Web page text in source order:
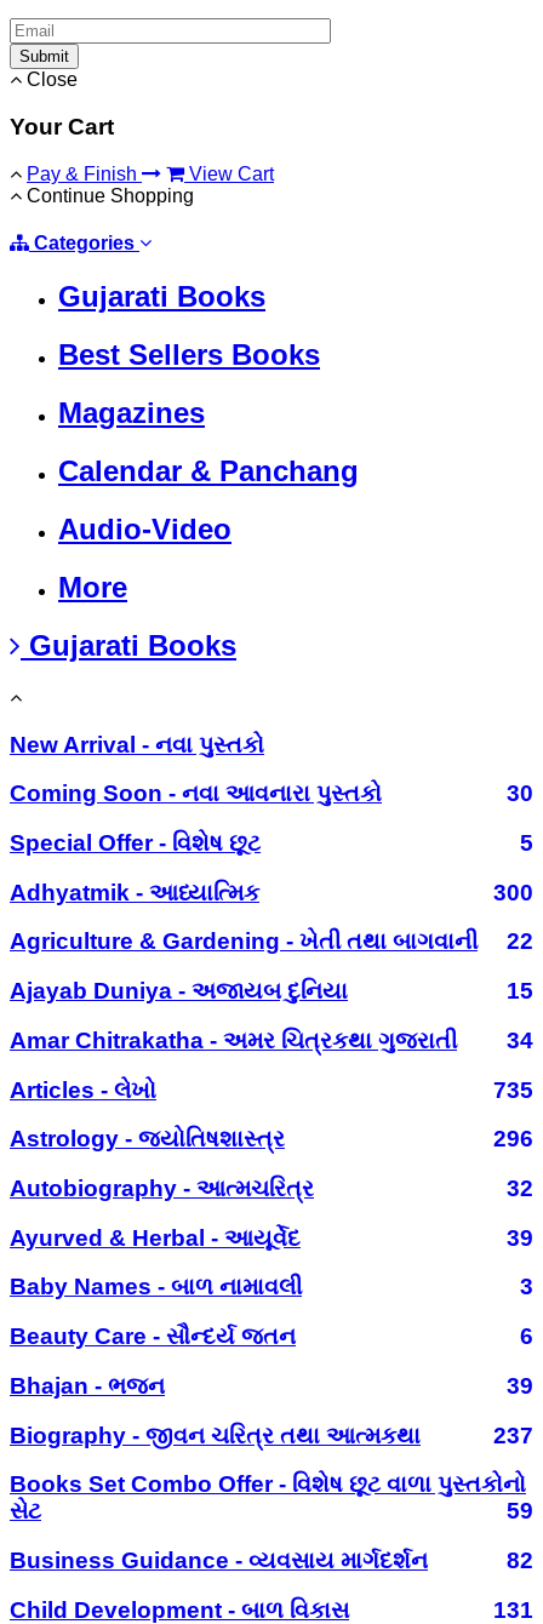
Submit
Close
Your Cart
Pay & Finish
View Cart
Continue Shopping
Categories
Gujarati Books
Best Sellers Books
Magazines
Calendar & Panchang
Audio-Video
More
Gujarati Books
New Arrival - નવા પુસ્તકો
Coming Soon - નવા આવનારા પુસ્તકો
30
Special Offer - વિશેષ છૂટ
5
Adhyatmik - આધ્યાત્મિક
300
Agriculture & Gardening - ખેતી તથા બાગવાની
22
Ajayab Duniya - અજાયબ દુનિયા
15
Amar Chitrakatha - અમર ચિત્રકથા ગુજરાતી
34
Articles - લેખો
735
Astrology - જ્યોતિષશાસ્ત્ર
296
Autobiography - આત્મચરિત્ર
32
Ayurved & Herbal - આયૂર્વેદ
39
Baby Names - બાળ નામાવલી
3
Beauty Care - સૌન્દર્ય જતન
6
Bhajan - ભજન
39
Biography - જીવન ચરિત્ર તથા આત્મકથા
237
Books Set Combo Offer - વિશેષ છૂટ વાળા પુસ્તકોનો
સેટ
59
Business Guidance - વ્યવસાય માર્ગદર્શન
82
Child Development - બાળ વિકાસ
131